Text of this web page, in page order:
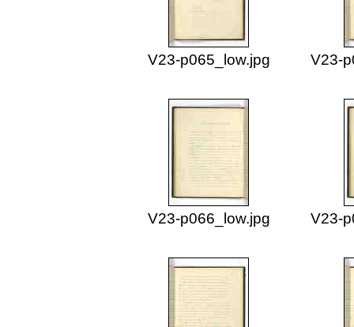
V23-p065_low.jpg V23-
V23-p066_low.jpg V23-